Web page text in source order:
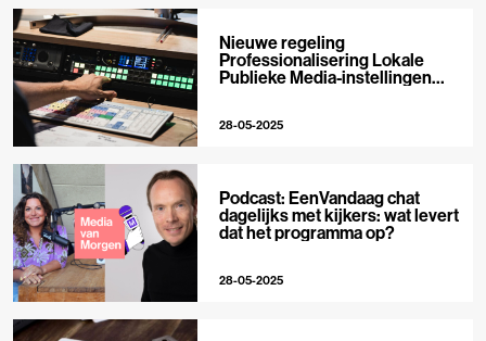
Nieuwe regeling
Professionalisering Lokale
Publieke Media-instellingen
28-05-2025
Podcast: EenVandaag chat
dagelijks met kijkers: wat levert
dat het programma op?
28-05-2025